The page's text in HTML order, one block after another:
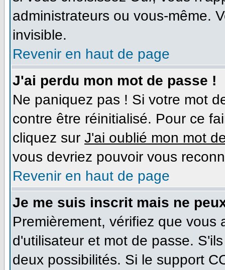
administrateurs ou vous-même.
invisible.
Revenir en haut de page
J'ai perdu mon mot de passe !
Ne paniquez pas ! Si votre mot
contre être réinitialisé. Pour ce
cliquez sur J'ai oublié mon mot
vous devriez pouvoir vous
Revenir en haut de page
Je me suis inscrit mais ne
Premièrement, vérifiez que
d'utilisateur et mot de passe.
deux possibilités. Si le support